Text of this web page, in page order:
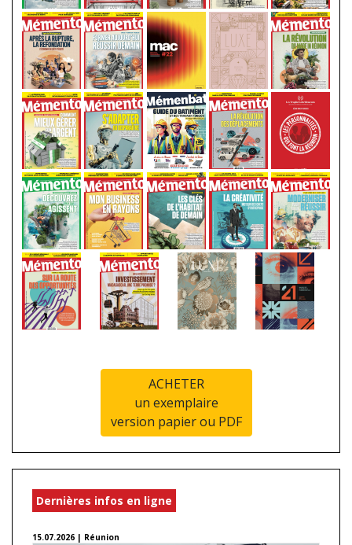
ACHETER
un exemplaire
version papier ou PDF
Dernières infos en ligne
15.07.2026 | Réunion